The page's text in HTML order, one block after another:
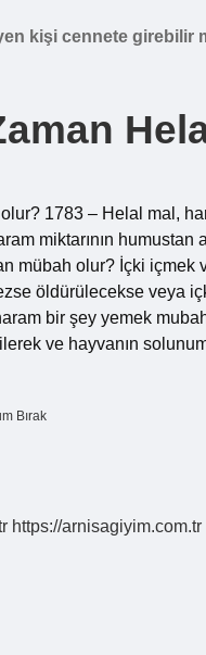
kişi cennete girebilir
1783 – Helal mal,
miktarının
mübah olur? İçki
öldürülecekse veya
bir şey yemek
ve hayvanın
Bırak
https://arnisagiyim.com.tr